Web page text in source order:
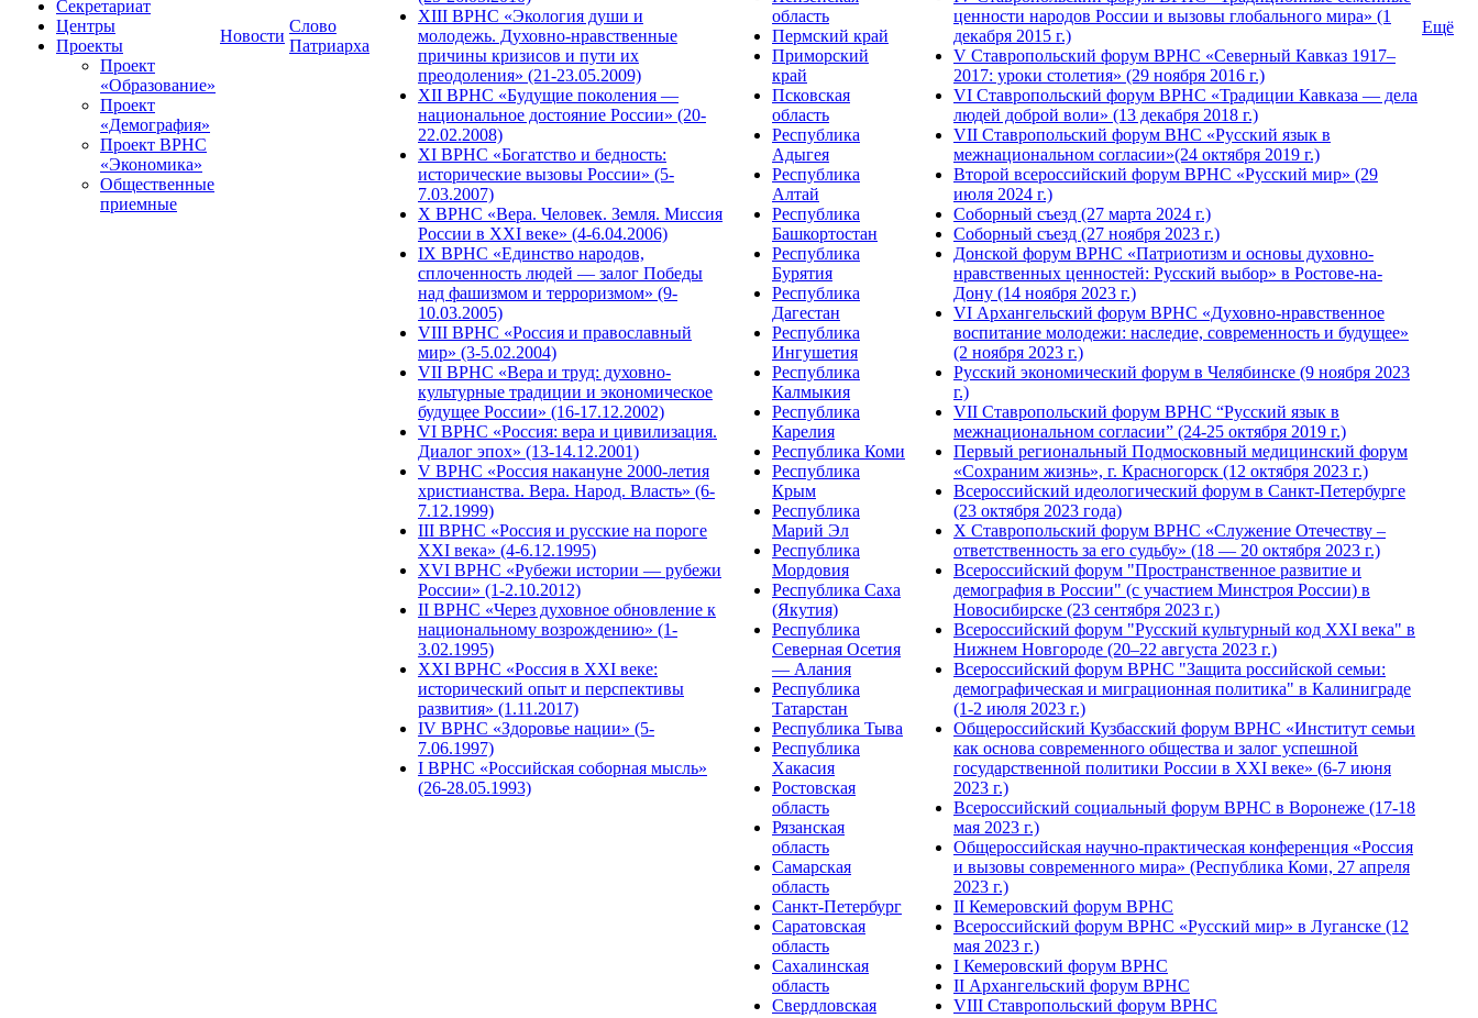
Секретариат
Центры
Проекты
Проект
«Образование»
Проект
«Демография»
Проект ВРНС
«Экономика»
Общественные
приемные
Новости
Слово
Патриарха
XIII ВРНС «Экология души и
молодежь. Духовно-нравственные
причины кризисов и пути их
преодоления» (21-23.05.2009)
XII ВРНС «Будущие поколения —
национальное достояние России» (20-
22.02.2008)
XI ВРНС «Богатство и бедность:
исторические вызовы России» (5-
7.03.2007)
X ВРНС «Вера. Человек. Земля. Миссия
России в XXI веке» (4-6.04.2006)
IX ВРНС «Единство народов,
сплоченность людей — залог Победы
над фашизмом и терроризмом» (9-
10.03.2005)
VIII ВРНС «Россия и православный
мир» (3-5.02.2004)
VII ВРНС «Вера и труд: духовно-
культурные традиции и экономическое
будущее России» (16-17.12.2002)
VI ВРНС «Россия: вера и цивилизация.
Диалог эпох» (13-14.12.2001)
V ВРНС «Россия накануне 2000-летия
христианства. Вера. Народ. Власть» (6-
7.12.1999)
III ВРНС «Россия и русские на пороге
XXI века» (4-6.12.1995)
XVI ВРНС «Рубежи истории — рубежи
России» (1-2.10.2012)
II ВРНС «Через духовное обновление к
национальному возрождению» (1-
3.02.1995)
XХI ВРНС «Россия в XXI веке:
исторический опыт и перспективы
развития» (1.11.2017)
IV ВРНС «Здоровье нации» (5-
7.06.1997)
I ВРНС «Российская соборная мысль»
(26-28.05.1993)
область
Пермский край
Приморский
край
Псковская
область
Республика
Адыгея
Республика
Алтай
Республика
Башкортостан
Республика
Бурятия
Республика
Дагестан
Республика
Ингушетия
Республика
Калмыкия
Республика
Карелия
Республика Коми
Республика
Крым
Республика
Марий Эл
Республика
Мордовия
Республика Саха
(Якутия)
Республика
Северная Осетия
— Алания
Республика
Татарстан
Республика Тыва
Республика
Хакасия
Ростовская
область
Рязанская
область
Самарская
область
Санкт-Петербург
Саратовская
область
Сахалинская
область
Свердловская
ценности народов России и вызовы глобального мира» (1
декабря 2015 г.)
V Ставропольский форум ВРНС «Северный Кавказ 1917–
2017: уроки столетия» (29 ноября 2016 г.)
VI Ставропольский форум ВРНС «Традиции Кавказа — дела
людей доброй воли» (13 декабря 2018 г.)
VII Ставропольский форум ВHС «Русский язык в
межнациональном согласии»(24 октября 2019 г.)
Второй всероссийский форум ВРНС «Русский мир» (29
июля 2024 г.)
Соборный съезд (27 марта 2024 г.)
Соборный съезд (27 ноября 2023 г.)
Донской форум ВРНС «Патриотизм и основы духовно-
нравственных ценностей: Русский выбор» в Ростове-на-
Дону (14 ноября 2023 г.)
VI Архангельский форум ВРНС «Духовно-нравственное
воспитание молодежи: наследие, современность и будущее»
(2 ноября 2023 г.)
Русский экономический форум в Челябинске (9 ноября 2023
г.)
VII Ставропольский форум ВРНС “Русский язык в
межнациональном согласии” (24-25 октября 2019 г.)
Первый региональный Подмосковный медицинский форум
«Сохраним жизнь», г. Красногорск (12 октября 2023 г.)
Всероссийский идеологический форум в Санкт-Петербурге
(23 октября 2023 года)
X Ставропольский форум ВРНС «Служение Отечеству –
ответственность за его судьбу» (18 — 20 октября 2023 г.)
Всероссийский форум "Пространственное развитие и
демография в России" (с участием Минстроя России) в
Новосибирске (23 сентября 2023 г.)
Всероссийский форум "Русский культурный код XXI века" в
Нижнем Новгороде (20–22 августа 2023 г.)
Всероссийский форум ВРНС "Защита российской семьи:
демографическая и миграционная политика" в Калиниграде
(1-2 июля 2023 г.)
Общероссийский Кузбасский форум ВРНС «Институт семьи
как основа современного общества и залог успешной
государственной политики России в ХХI веке» (6-7 июня
2023 г.)
Всероссийский социальный форум ВРНС в Воронеже (17-18
мая 2023 г.)
Общероссийская научно-практическая конференция «Россия
и вызовы современного мира» (Республика Коми, 27 апреля
2023 г.)
II Кемеровский форум ВРНС
Всероссийский форум ВРНС «Русский мир» в Луганске (12
мая 2023 г.)
I Кемеровский форум ВРНС
II Архангельский форум ВРНС
VIII Ставропольский форум ВРНС
Ещё